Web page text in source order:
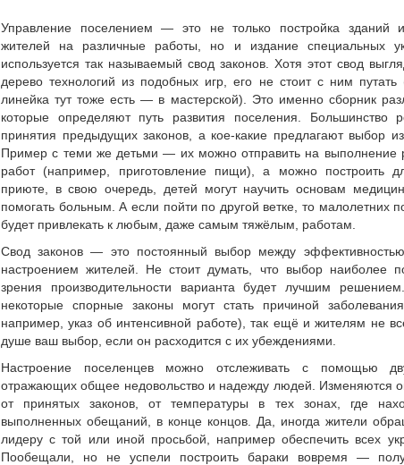
Управление поселением — это не только постройка зданий
жителей на различные работы, но и издание специальных
используется так называемый свод законов. Хотя этот свод
дерево технологий из подобных игр, его не стоит с ним путать
линейка тут тоже есть — в мастерской). Это именно сборник
которые определяют путь развития поселения. Большинство
принятия предыдущих законов, а кое-какие предлагают выбор из
Пример с теми же детьми — их можно отправить на выполнение
работ (например, приготовление пищи), а можно построить
приюте, в свою очередь, детей могут научить основам
помогать больным. А если пойти по другой ветке, то малолетних
будет привлекать к любым, даже самым тяжёлым, работам.
Свод законов — это постоянный выбор между эффективностью
настроением жителей. Не стоит думать, что выбор наиболее
зрения производительности варианта будет лучшим
некоторые спорные законы могут стать причиной
например, указ об интенсивной работе), так ещё и жителям не
душе ваш выбор, если он расходится с их убеждениями.
Настроение поселенцев можно отслеживать с помощью
отражающих общее недовольство и надежду людей. Изменяются
от принятых законов, от температуры в тех зонах, где
выполненных обещаний, в конце концов. Да, иногда жители
лидеру с той или иной просьбой, например обеспечить всех
Пообещали, но не успели построить бараки вовремя —